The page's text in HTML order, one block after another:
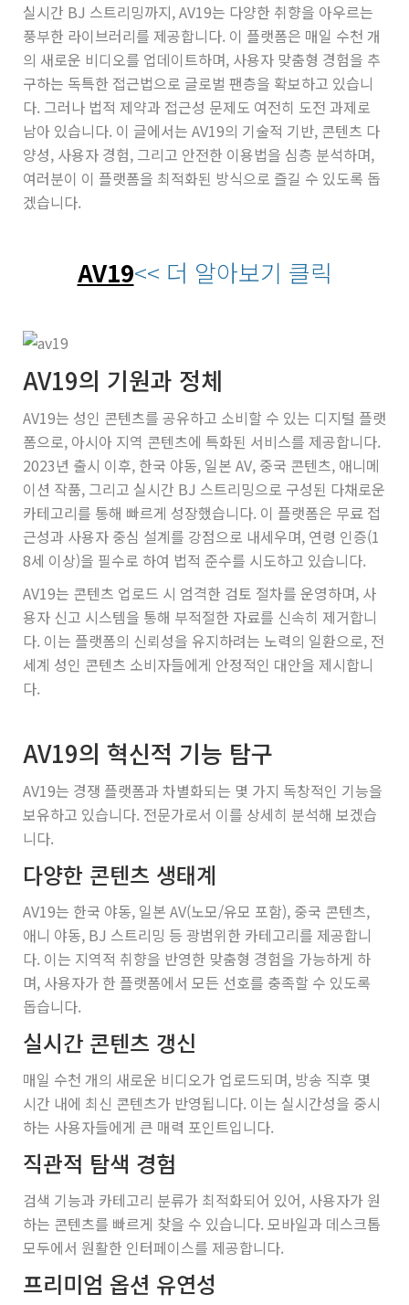
실시간 BJ 스트리밍까지, AV19는 다양한 취향을 아우르는
풍부한 라이브러리를 제공합니다. 이 플랫폼은 매일 수천 개
의 새로운 비디오를 업데이트하며, 사용자 맞춤형 경험을 추
구하는 독특한 접근법으로 글로벌 팬층을 확보하고 있습니
다. 그러나 법적 제약과 접근성 문제도 여전히 도전 과제로
남아 있습니다. 이 글에서는 AV19의 기술적 기반, 콘텐츠 다
양성, 사용자 경험, 그리고 안전한 이용법을 심층 분석하며,
여러분이 이 플랫폼을 최적화된 방식으로 즐길 수 있도록 돕
겠습니다.
AV19<< 더 알아보기 클릭
AV19의 기원과 정체
AV19는 성인 콘텐츠를 공유하고 소비할 수 있는 디지털 플랫
폼으로, 아시아 지역 콘텐츠에 특화된 서비스를 제공합니다.
2023년 출시 이후, 한국 야동, 일본 AV, 중국 콘텐츠, 애니메
이션 작품, 그리고 실시간 BJ 스트리밍으로 구성된 다채로운
카테고리를 통해 빠르게 성장했습니다. 이 플랫폼은 무료 접
근성과 사용자 중심 설계를 강점으로 내세우며, 연령 인증(1
8세 이상)을 필수로 하여 법적 준수를 시도하고 있습니다.
AV19는 콘텐츠 업로드 시 엄격한 검토 절차를 운영하며, 사
용자 신고 시스템을 통해 부적절한 자료를 신속히 제거합니
다. 이는 플랫폼의 신뢰성을 유지하려는 노력의 일환으로, 전
세계 성인 콘텐츠 소비자들에게 안정적인 대안을 제시합니
다.
AV19의 혁신적 기능 탐구
AV19는 경쟁 플랫폼과 차별화되는 몇 가지 독창적인 기능을
보유하고 있습니다. 전문가로서 이를 상세히 분석해 보겠습
니다.
다양한 콘텐츠 생태계
AV19는 한국 야동, 일본 AV(노모/유모 포함), 중국 콘텐츠,
애니 야동, BJ 스트리밍 등 광범위한 카테고리를 제공합니
다. 이는 지역적 취향을 반영한 맞춤형 경험을 가능하게 하
며, 사용자가 한 플랫폼에서 모든 선호를 충족할 수 있도록
돕습니다.
실시간 콘텐츠 갱신
매일 수천 개의 새로운 비디오가 업로드되며, 방송 직후 몇
시간 내에 최신 콘텐츠가 반영됩니다. 이는 실시간성을 중시
하는 사용자들에게 큰 매력 포인트입니다.
직관적 탐색 경험
검색 기능과 카테고리 분류가 최적화되어 있어, 사용자가 원
하는 콘텐츠를 빠르게 찾을 수 있습니다. 모바일과 데스크톱
모두에서 원활한 인터페이스를 제공합니다.
프리미엄 옵션 유연성